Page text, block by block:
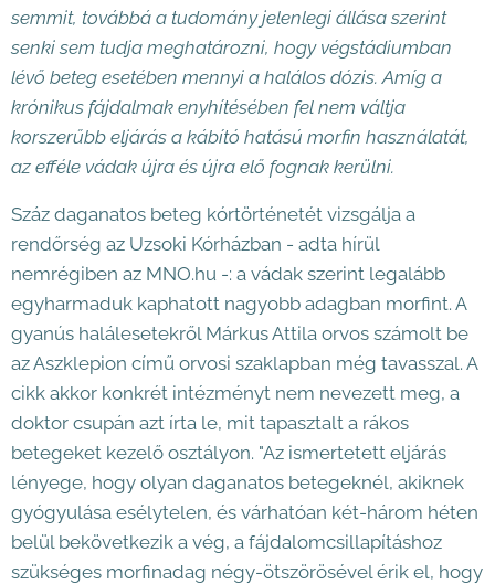
semmit, továbbá a tudomány jelenlegi állása szerint
senki sem tudja meghatározni, hogy végstádiumban
lévő beteg esetében mennyi a halálos dózis. Amíg a
krónikus fájdalmak enyhítésében fel nem váltja
korszerűbb eljárás a kábító hatású morfin használatát,
az efféle vádak újra és újra elő fognak kerülni.
Száz daganatos beteg kórtörténetét vizsgálja a
rendőrség az Uzsoki Kórházban - adta hírül
nemrégiben az MNO.hu -: a vádak szerint legalább
egyharmaduk kaphatott nagyobb adagban morfint. A
gyanús halálesetekről Márkus Attila orvos számolt be
az Aszklepion című orvosi szaklapban még tavasszal. A
cikk akkor konkrét intézményt nem nevezett meg, a
doktor csupán azt írta le, mit tapasztalt a rákos
betegeket kezelő osztályon. "Az ismertetett eljárás
lényege, hogy olyan daganatos betegeknél, akiknek
gyógyulása esélytelen, és várhatóan két-három héten
belül bekövetkezik a vég, a fájdalomcsillapításhoz
szükséges morfinadag négy-ötszörösével érik el, hogy